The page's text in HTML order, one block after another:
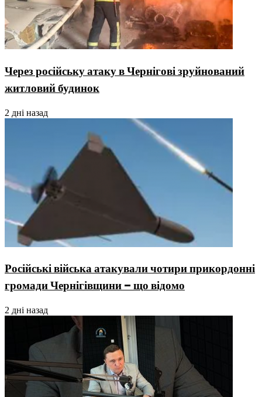
Через російську атаку в Чернігові зруйнований
житловий будинок
2 дні назад
Російські війська атакували чотири прикордонні
громади Чернігівщини – що відомо
2 дні назад